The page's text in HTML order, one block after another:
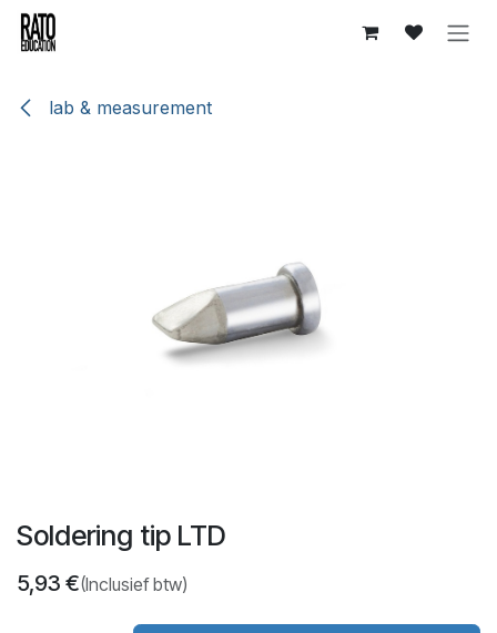
Overslaan naar inhoud
lab & measurement
Soldering tip LTD
5,93 €(Inclusief btw)